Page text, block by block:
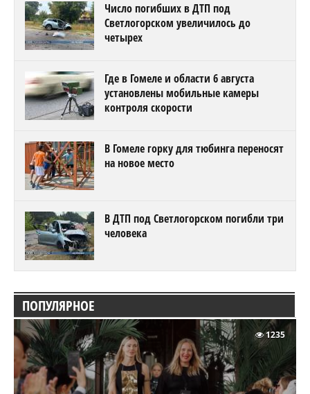
Число погибших в ДТП под
Светлогорском увеличилось до
четырех
Где в Гомеле и области 6 августа
установлены мобильные камеры
контроля скорости
В Гомеле горку для тюбинга переносят
на новое место
В ДТП под Светлогорском погибли три
человека
ПОПУЛЯРНОЕ
1235